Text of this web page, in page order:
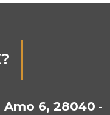
Amo 6, 28040 -